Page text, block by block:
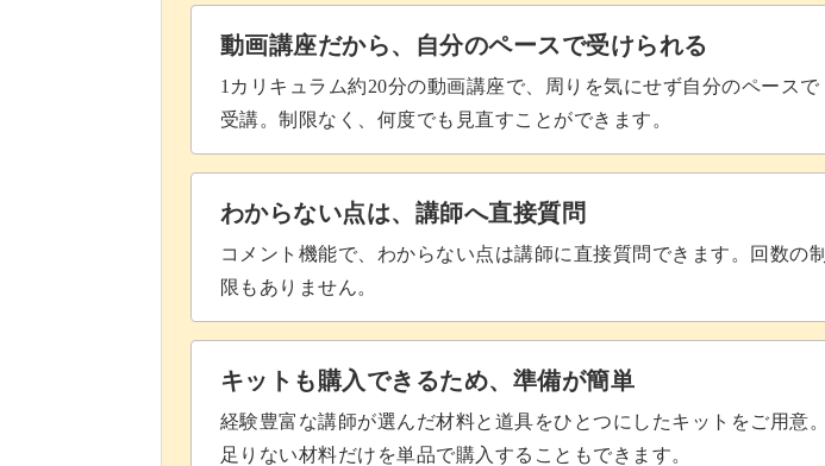
動画講座だから、自分のペースで受けられる
1カリキュラム約20分の動画講座で、周りを気にせず自分のペースで
受講。制限なく、何度でも見直すことができます。
わからない点は、講師へ直接質問
コメント機能で、わからない点は講師に直接質問できます。回数の制
限もありません。
キットも購入できるため、準備が簡単
経験豊富な講師が選んだ材料と道具をひとつにしたキットをご用意。
足りない材料だけを単品で購入することもできます。